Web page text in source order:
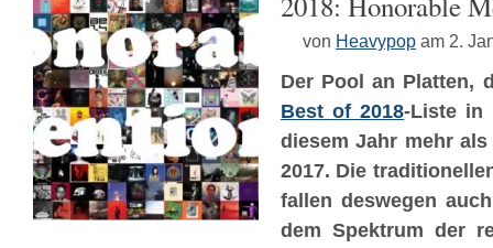
von Heavypop am 2.
Der Pool an Platten,
Best of 2018-Liste in
diesem Jahr mehr
2017. Die
fallen deswegen
dem Spektrum der